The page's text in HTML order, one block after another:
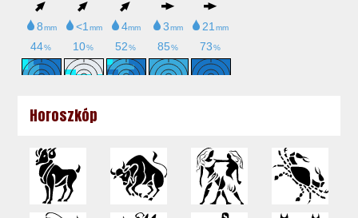
Horoszkóp